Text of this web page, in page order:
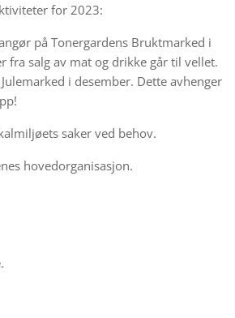
for 2023:
på Tonergardens Bruktmarked i
fra salg av mat og drikke går til vellet.
i desember. Dette avhenger
saker ved behov.
hovedorganisasjon.